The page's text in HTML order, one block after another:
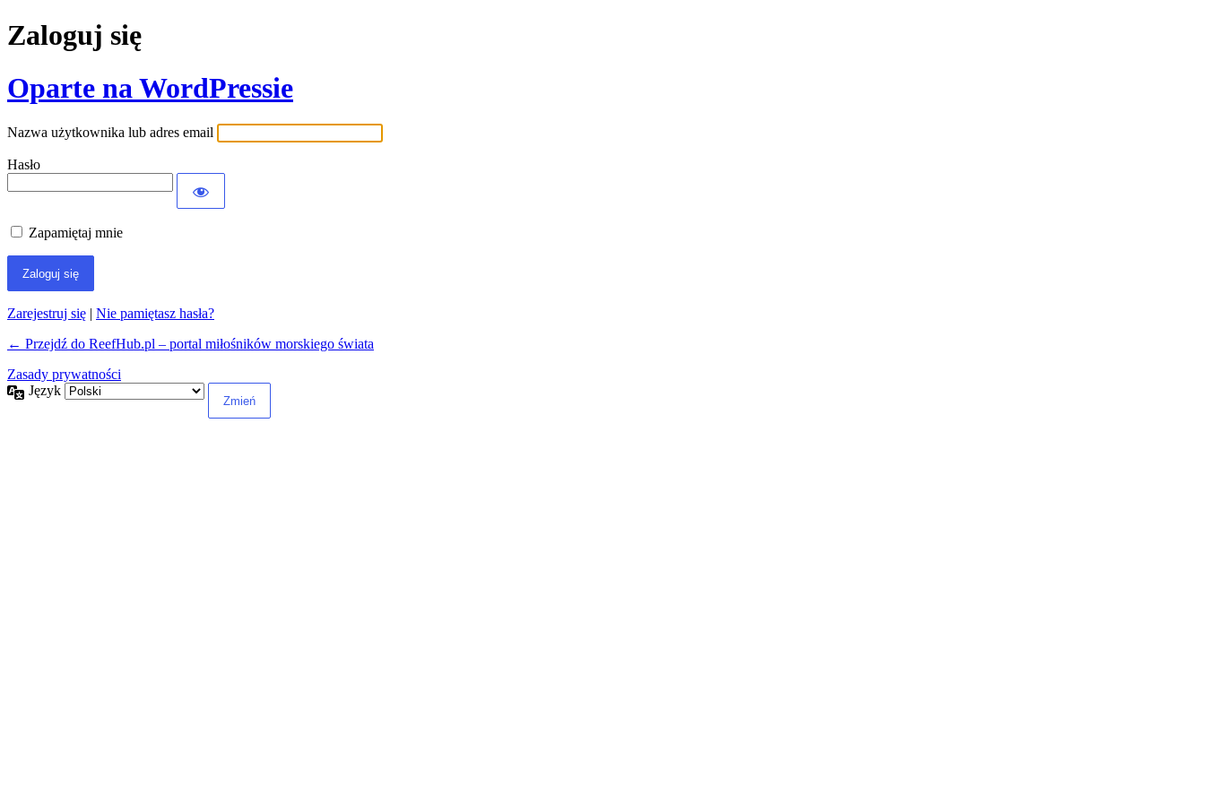
Zaloguj się
Oparte na WordPressie
Nazwa użytkownika lub adres email
Hasło
Zapamiętaj mnie
Zarejestruj się | Nie pamiętasz hasła?
← Przejdź do ReefHub.pl – portal miłośników morskiego świata
Zasady prywatności
Język